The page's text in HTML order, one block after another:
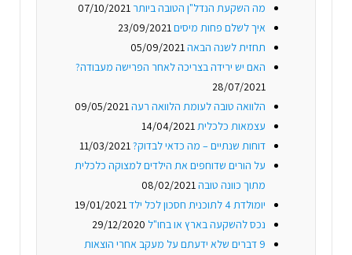
מה השקעת הנדל"ן הטובה ביותר07/10/2021
איך לשלם פחות מיסים23/09/2021
תחזית לשנה הבאה05/09/2021
האם יש ירידה בצריכה לאחר הפרישה מעבודה?
28/07/2021
הלוואה טובה לעומת הלוואה רעה09/05/2021
עצמאות כלכלית14/04/2021
דוחות שנתיים – מה כדאי לבדוק?11/03/2021
על הורים שדוחפים את הילדים למצוקה כלכלית
מתוך כוונה טובה08/02/2021
יומולדת 4 לתוכנית חסכון לכל ילד
19/01/2021
נכס להשקעה בארץ או בחו"ל 29/12/2020
9 דברים שלא ידעתם על מעקב אחרי הוצאות